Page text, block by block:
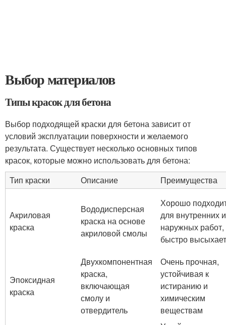
Выбор материалов
Типы красок для бетона
Выбор подходящей краски для бетона зависит от
условий эксплуатации поверхности и желаемого
результата. Существует несколько основных типов
красок, которые можно использовать для бетона:
Тип краски
Описание Преимущества
Акриловая
краска
Вододисперсная
краска на основе
акриловой смолы
Хорошо
для внутренних и
наружных работ,
быстро высыхает
Эпоксидная
краска
Двухкомпонентная
краска,
включающая
смолу и
отвердитель
Очень прочная,
устойчивая к
истиранию и
химическим
веществам